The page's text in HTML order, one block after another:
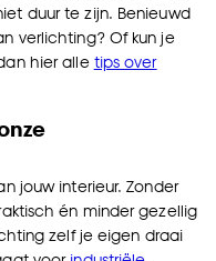
duur te zijn. Benieuwd
verlichting? Of kun je
hier alle tips over
jouw interieur. Zonder
én minder gezellig
zelf je eigen draai